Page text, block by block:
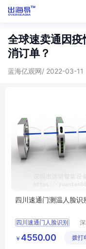
全球速卖通因
消订单？
蓝海亿观网/ 2022-03-11
四川速通门测温人脸识
四川速通门人脸识别
速通门测温人脸识别
备
￥ 4550.00 拨打